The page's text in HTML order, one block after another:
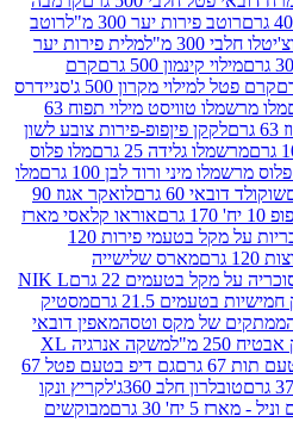
יער 300 מ"ל
רוטב
מלית פירות יער
500 גרם
קרם
מקרון 500 ג'
סניידרס
מלו מרשמלו טוויסט מילוי תפוח 63
פיןפופ-פירות צובע לשון
25 גרם
מלו פלוס
ורוד לבן 100 גרם
מלו
גרם
לואקר אגוז 90
אוראו קלאסי מארז
לוקיטוס סוכריות על מקל בטעמי פירות 120
מארס שלישייה
22 גרם
NIK L
גרם
מסטיק
מקס וטסהמאפין דובאי
משקה אנרגיה XL
גם דיפ בטעם פטל 67
חלב 360ג'
לקריץ ונקו
מבוקשים